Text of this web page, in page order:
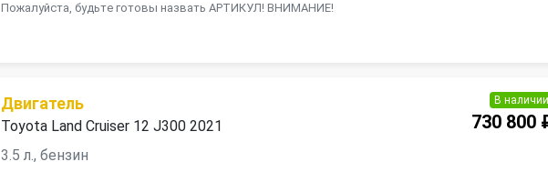
Пожалуйста, будьте готовы назвать АРТИКУЛ! ВНИМАНИЕ!
Двигатель
Toyota Land Cruiser 12 J300 2021
3.5 л., бензин
В наличии
730 800